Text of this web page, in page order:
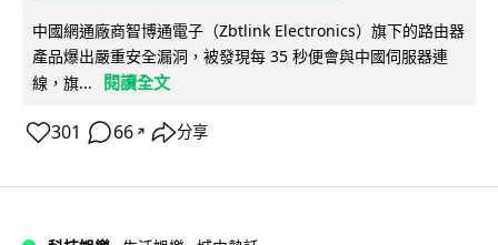
中國網通廠商智博通電子（Zbtlink Electronics）旗下的路由器
產品爆出嚴重安全漏洞，被發現每 35 秒便會與中國伺服器連
線，旗...
閱讀全文
301 66 ↗ 分享